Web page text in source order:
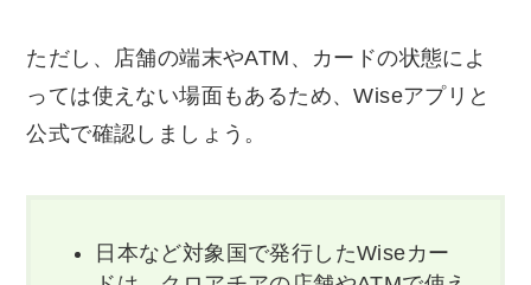
ただし、店舗の端末やATM、カードの状態によ
っては使えない場面もあるため、Wiseアプリと
公式で確認しましょう。
日本など対象国で発行したWiseカー